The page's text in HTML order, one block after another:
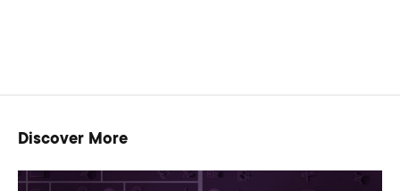
Discover More